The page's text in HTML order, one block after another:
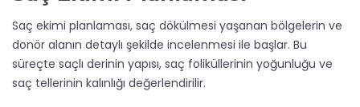
Saç ekimi planlaması, saç dökülmesi yaşanan bölgelerin ve
donör alanın detaylı şekilde incelenmesi ile başlar. Bu
süreçte saçlı derinin yapısı, saç foliküllerinin yoğunluğu ve
saç tellerinin kalınlığı değerlendirilir.